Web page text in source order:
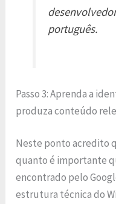
português.
Passo 3: Aprenda a
produza conteúdo
Neste ponto acredito
quanto é importante
encontrado pelo
estrutura técnica do